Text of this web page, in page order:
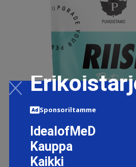
Sponsoriltamme
IdealofMeD
Kauppa
Kaikki